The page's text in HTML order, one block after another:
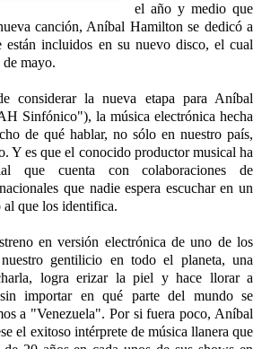
el año y medio que
canción, Aníbal Hamilton se dedicó a
están incluidos en su nuevo disco, el cual
mayo.
considerar la nueva etapa para Aníbal
Sinfónico"), la música electrónica hecha
de qué hablar, no sólo en nuestro país,
Y es que el conocido productor musical ha
que cuenta con colaboraciones de
que nadie espera escuchar en un
al que los identifica.
en versión electrónica de uno de los
nuestro gentilicio en todo el planeta, una
logra erizar la piel y hace llorar a
sin importar en qué parte del mundo se
a "Venezuela". Por si fuera poco, Aníbal
el exitoso intérprete de música llanera que